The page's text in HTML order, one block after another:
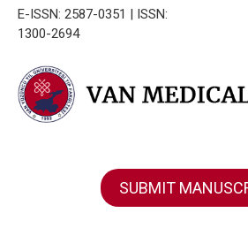
E-ISSN: 2587-0351 | ISSN:
1300-2694
SUBMIT